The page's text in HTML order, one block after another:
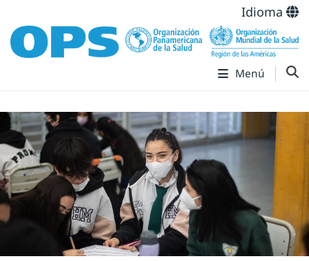
Idioma
Menú